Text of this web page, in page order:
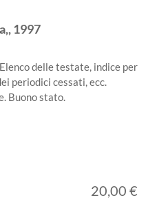
1997
delle testate, indice per
periodici cessati, ecc.
Buono stato.
20,00 €